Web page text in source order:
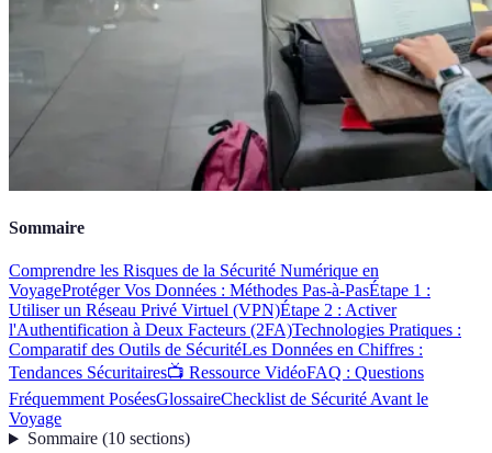
Sommaire
Comprendre les Risques de la Sécurité Numérique en
VoyageProtéger Vos Données : Méthodes Pas-à-PasÉtape 1 :
Utiliser un Réseau Privé Virtuel (VPN)Étape 2 : Activer
l'Authentification à Deux Facteurs (2FA)Technologies Pratiques :
Comparatif des Outils de SécuritéLes Données en Chiffres :
Tendances Sécuritaires📺 Ressource VidéoFAQ : Questions
Fréquemment PoséesGlossaireChecklist de Sécurité Avant le
Voyage
Sommaire(10 sections)